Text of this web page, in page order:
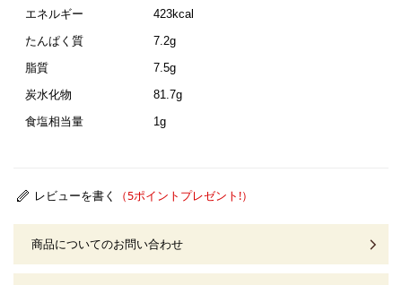
エネルギー 423kcal
たんぱく質 7.2g
脂質 7.5g
炭水化物 81.7g
食塩相当量 1g
レビューを書く
商品についてのお問い合わせ